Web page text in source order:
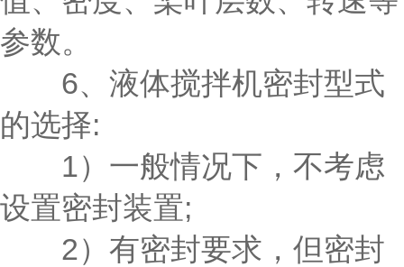
参数。
6、液体搅拌机密封型式
的选择:
1）一般情况下，不考虑
设置密封装置;
2）有密封要求，但密封